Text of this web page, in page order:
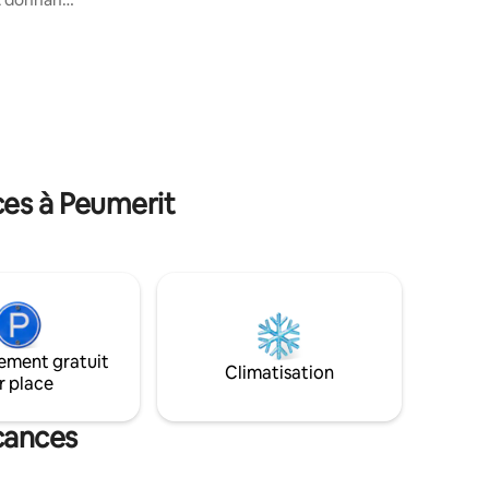
à Peumerit
gratuit
place
Climatisation